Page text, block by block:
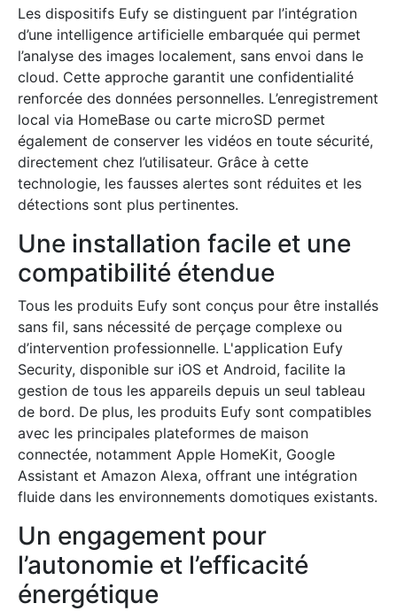
Les dispositifs Eufy se distinguent par l’intégration
d’une intelligence artificielle embarquée qui permet
l’analyse des images localement, sans envoi dans le
cloud. Cette approche garantit une confidentialité
renforcée des données personnelles. L’enregistrement
local via HomeBase ou carte microSD permet
également de conserver les vidéos en toute sécurité,
directement chez l’utilisateur. Grâce à cette
technologie, les fausses alertes sont réduites et les
détections sont plus pertinentes.
Une installation facile et une
compatibilité étendue
Tous les produits Eufy sont conçus pour être installés
sans fil, sans nécessité de perçage complexe ou
d’intervention professionnelle. L'application Eufy
Security, disponible sur iOS et Android, facilite la
gestion de tous les appareils depuis un seul tableau
de bord. De plus, les produits Eufy sont compatibles
avec les principales plateformes de maison
connectée, notamment Apple HomeKit, Google
Assistant et Amazon Alexa, offrant une intégration
fluide dans les environnements domotiques existants.
Un engagement pour
l’autonomie et l’efficacité
énergétique